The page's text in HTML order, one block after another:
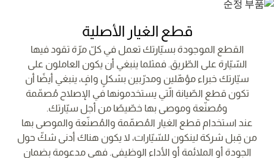
قطع الغيار الأصلية
القطع الموجودة بسيّارتك تعمل في كلّ مرّة تقود فيها
السّيّارة على الطّريق. فمثلما ينبغي أن يكون العاملون على
سيّارتك خبراء مؤهّلين ومدرّبين بشكلٍ وافٍ، ينبغي أيضًا أن
تكون قطع الصّيانة الّتي يستخدمونها في الإصلاح مُصمّمة
ومُصنّعة وموصى بها خصّيصًا من أجل سيّارتك.
عند استخدام قطع الغيار المُصمّمة والمُصنّعة والموصى بها
من قِبل شركة لينكون للسّيّارات، لا يكون هناك أدنى شكّ حول
الجودة أو الملائمة أو الأداء الوظيفي. فهي مدعومة بضمان